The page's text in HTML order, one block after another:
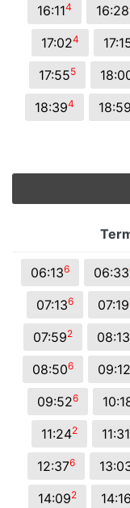
16:114 16:28
17:024
17:555
18:394 18:59
06:136 06:33
07:136 07:19
07:592 08:13
08:506 09:12
09:526
11:242 11:31
12:376
14:092 14:16